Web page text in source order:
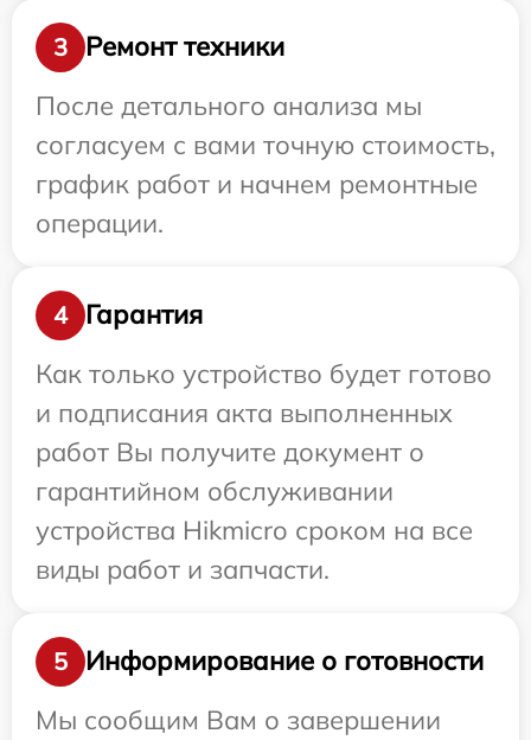
3
Ремонт техники
После детального анализа мы
согласуем с вами точную стоимость,
график работ и начнем ремонтные
операции.
4
Гарантия
Как только устройство будет готово
и подписания акта выполненных
работ Вы получите документ о
гарантийном обслуживании
устройства Hikmicro сроком на все
виды работ и запчасти.
5
Информирование о готовности
Мы сообщим Вам о завершении